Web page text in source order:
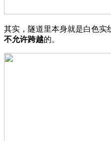
其实，隧道里本身就是白色实
不允许跨越的。